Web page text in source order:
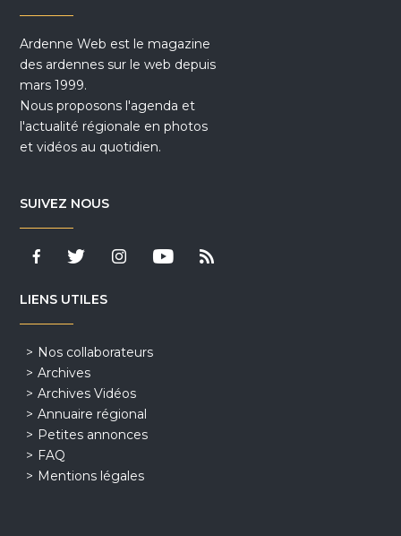
Ardenne Web est le magazine
des ardennes sur le web depuis
mars 1999.
Nous proposons l'agenda et
l'actualité régionale en photos
et vidéos au quotidien.
SUIVEZ NOUS
LIENS UTILES
Nos collaborateurs
Archives
Archives Vidéos
Annuaire régional
Petites annonces
FAQ
Mentions légales